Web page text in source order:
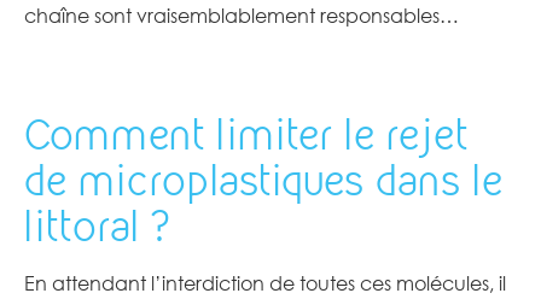
chaîne sont vraisemblablement responsables…
Comment limiter le rejet
de microplastiques dans le
littoral ?
En attendant l’interdiction de toutes ces molécules, il